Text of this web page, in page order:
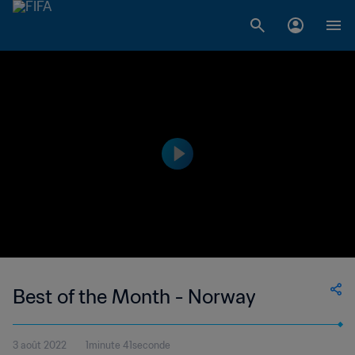
Best of the Month - Norway
3 août 2022 1minute 41seconde